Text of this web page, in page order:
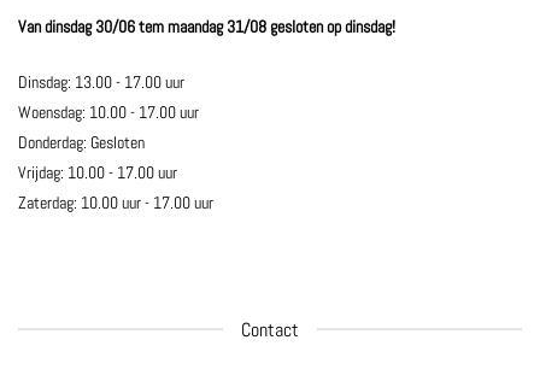
Contact
Van dinsdag 30/06 tem maandag 31/08 gesloten op dinsdag!
Dinsdag: 13.00 - 17.00 uur
Woensdag: 10.00 - 17.00 uur
Donderdag: Gesloten
Vrijdag: 10.00 - 17.00 uur
Zaterdag: 10.00 uur - 17.00 uur